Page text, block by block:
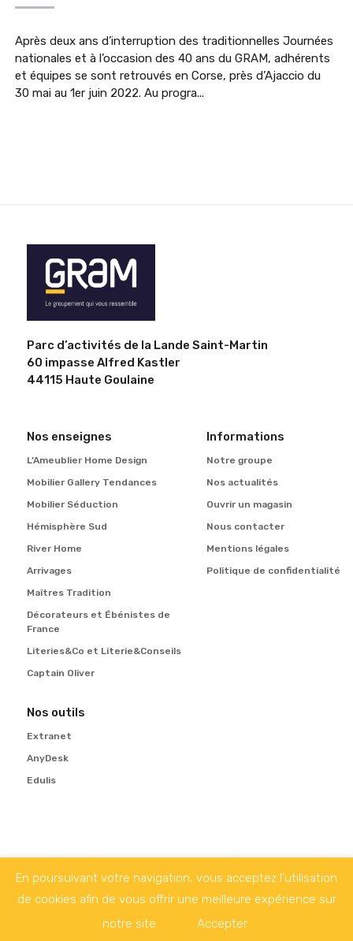
Après deux ans d’interruption des traditionnelles Journées
nationales et à l’occasion des 40 ans du GRAM, adhérents
et équipes se sont retrouvés en Corse, près d’Ajaccio du
30 mai au 1er juin 2022. Au progra...
Parc d’activités de la Lande Saint-Martin
60 impasse Alfred Kastler
44115 Haute Goulaine
Nos enseignes
L’Ameublier Home Design
Mobilier Gallery Tendances
Mobilier Séduction
Hémisphère Sud
River Home
Arrivages
Maîtres Tradition
Décorateurs et Ébénistes de
France
Literies&Co et Literie&Conseils
Captain Oliver
Informations
Notre groupe
Nos actualités
Ouvrir un magasin
Nous contacter
Mentions légales
Politique de confidentialité
Nos outils
Extranet
AnyDesk
Edulis
Suivez-nous sur
Copyright © 2020 GRAM - Tous droits réservés
En poursuivant votre navigation, vous acceptez l'utilisation
de cookies afin de vous offrir une meilleure expérience sur
notre site.
Accepter